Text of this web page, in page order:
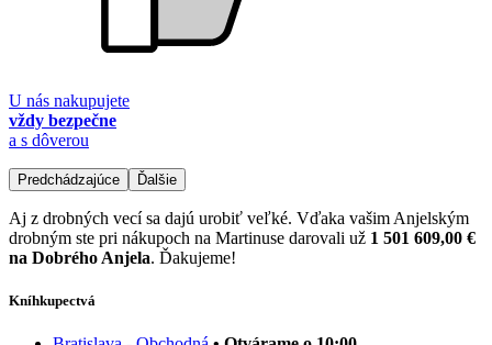
U nás nakupujete
vždy bezpečne
a s dôverou
Predchádzajúce Ďalšie
Aj z drobných vecí sa dajú urobiť veľké. Vďaka vašim Anjelským
drobným ste pri nákupoch na Martinuse darovali už 1 501 609,00 €
na Dobrého Anjela. Ďakujeme!
Kníhkupectvá